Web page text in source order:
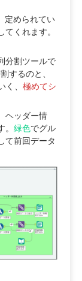
定められてい
くれます。
分割ツールで
するのと、
く、 極めてシ
ヘッダー情
緑色でグル
て前回データ